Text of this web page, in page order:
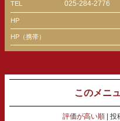
TEL 025-284-2776
HP
HP（携帯）
このメニ
評価が高い順 投